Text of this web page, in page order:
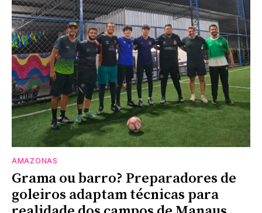
AMAZONAS
Grama ou barro? Preparadores de
goleiros adaptam técnicas para